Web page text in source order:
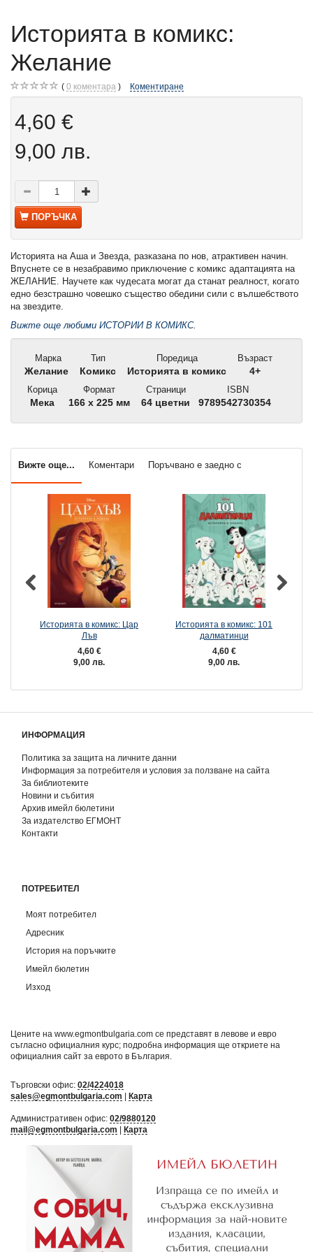
Историята в комикс:
Желание
0 коментара Коментиране
4,60 €
9,00 лв.
ПОРЪЧКА
Историята на Аша и Звезда, разказана по нов, атрактивен начин.
Впуснете се в незабравимо приключение с комикс адаптацията на
ЖЕЛАНИЕ. Научете как чудесата могат да станат реалност, когато
едно безстрашно човешко същество обедини сили с вълшебството
на звездите.
Вижте още любими ИСТОРИИ В КОМИКС.
Марка
Желание
Тип
Комикс
Поредица
Историята в комикс
Възраст
4+
Корица
Мека
Формат
166 x 225 мм
Страници
64 цветни
ISBN
9789542730354
Вижте още... Коментари Поръчвано е заедно с
Историята в комикс: Цар
Лъв
4,60 €
9,00 лв.
Историята в комикс: 101
далматинци
4,60 €
9,00 лв.
ИНФОРМАЦИЯ
Политика за защита на личните данни
Информация за потребителя и условия за ползване на сайта
За библиотеките
Новини и събития
Архив имейл бюлетини
За издателство ЕГМОНТ
Контакти
ПОТРЕБИТЕЛ
Моят потребител
Адресник
История на поръчките
Имейл бюлетин
Изход
Цените на www.egmontbulgaria.com се представят в левове и евро
съгласно официалния курс; подробна информация ще откриете на
официалния сайт за еврото в България
Търговски офис: 02/4224018
sales@egmontbulgaria.com
Карта
Административен офис: 02/9880120
mail@egmontbulgaria.com
Карта